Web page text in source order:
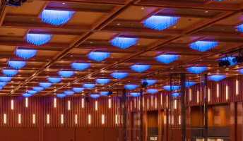
バンケットルームについてはこ
ちら